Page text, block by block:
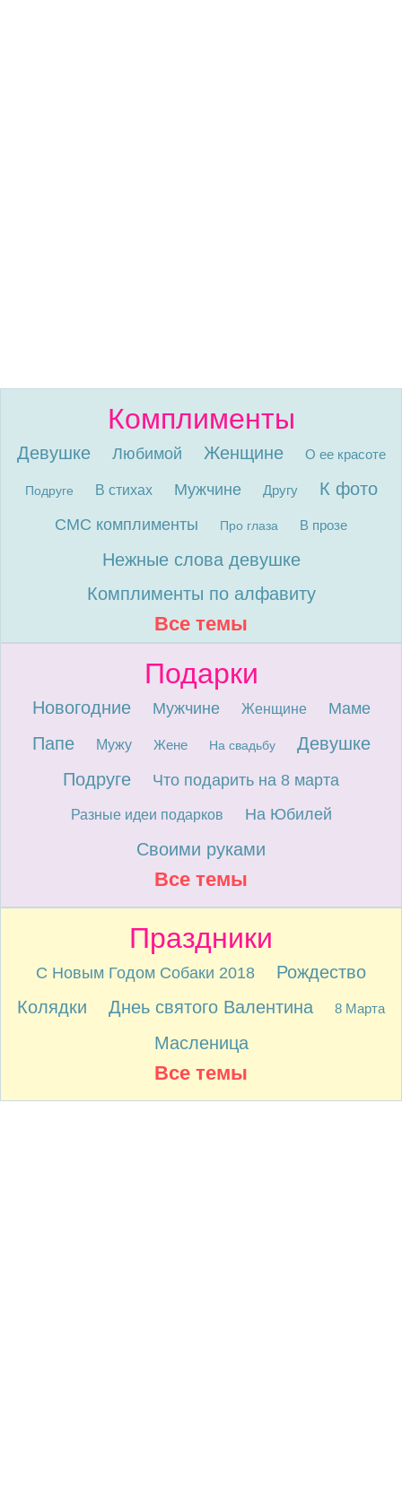
Комплименты
Девушке Любимой Женщине О ее красоте
Подруге В стихах Мужчине Другу К фото
СМС комплименты Про глаза В прозе
Нежные слова девушке
Комплименты по алфавиту
Все темы
Подарки
Новогодние Мужчине Женщине Маме
Папе Мужу Жене На свадьбу
Девушке
Подруге
Что подарить на 8 марта
Разные идеи подарков На Юбилей
Своими руками
Все темы
Праздники
С Новым Годом Собаки 2018
Рождество
Колядки
Днеь святого Валентина 8 Марта
Масленица
Все темы